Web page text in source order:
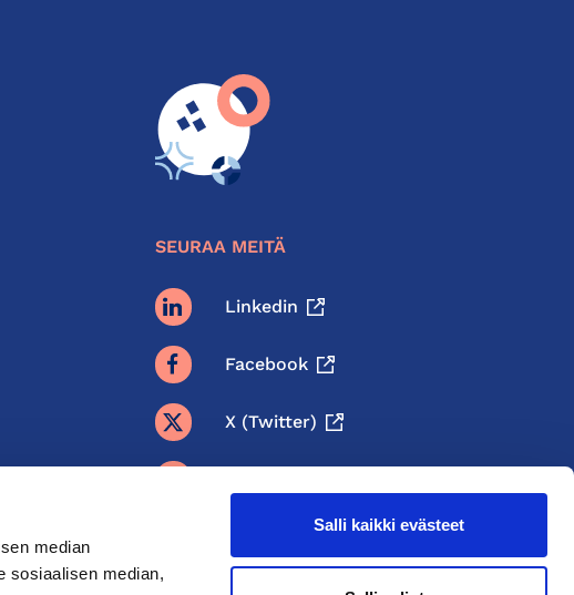
median
sosiaalisen median,
Salli kaikki evästeet
SEURAA MEITÄ
Linkedin
Facebook
X (twitter)